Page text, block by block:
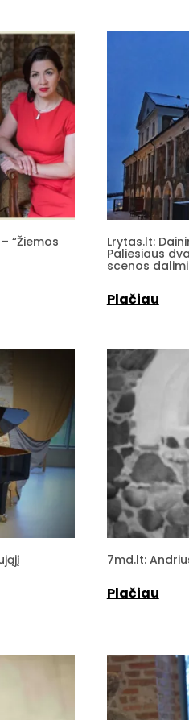
“Žiemos Lrytas.lt:
Paliesiaus
scenos
Plačiau
7md.lt:
Plačiau